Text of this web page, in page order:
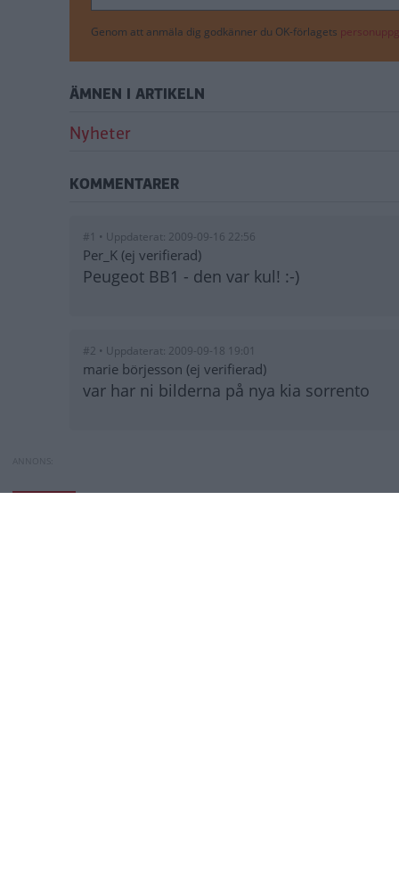
Genom att anmäla dig godkänner du OK-förlagets
ÄMNEN I ARTIKELN
Nyheter
KOMMENTARER
#1 • Uppdaterat: 2009-09-16 22:56
Per_K (ej verifierad)
Peugeot BB1 - den var kul! :-)
#2 • Uppdaterat: 2009-09-18 19:01
marie börjesson (ej verifierad)
var har ni bilderna på nya kia sorrento